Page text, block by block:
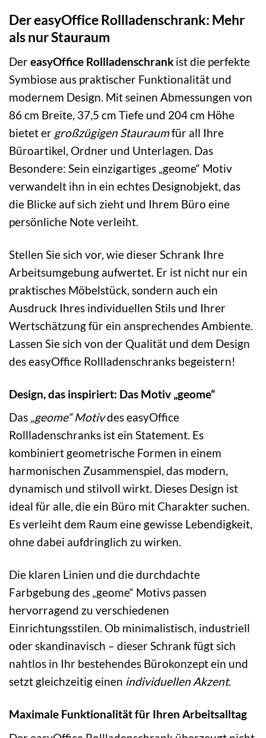
Der easyOffice Rollladenschrank: Mehr
als nur Stauraum
DereasyOffice Rollladenschrank ist die perfekte
Symbiose aus praktischer Funktionalität und
modernem Design. Mit seinen Abmessungen von
86 cm Breite, 37,5 cm Tiefe und 204 cm Höhe
bietet er großzügigen Stauraumfür all Ihre
Büroartikel, Ordner und Unterlagen. Das
Besondere: Sein einzigartiges „geome“ Motiv
verwandelt ihn in ein echtes Designobjekt, das
die Blicke auf sich zieht und Ihrem Büro eine
persönliche Note verleiht.
Stellen Sie sich vor, wie dieser Schrank Ihre
Arbeitsumgebung aufwertet. Er ist nicht nur ein
praktisches Möbelstück, sondern auch ein
Ausdruck Ihres individuellen Stils und Ihrer
Wertschätzung für ein ansprechendes Ambiente.
Lassen Sie sich von der Qualität und dem Design
des easyOffice Rollladenschranks begeistern!
Design, das inspiriert: Das Motiv „geome“
Das „geome“ Motivdes easyOffice
Rollladenschranks ist ein Statement. Es
kombiniert geometrische Formen in einem
harmonischen Zusammenspiel, das modern,
dynamisch und stilvoll wirkt. Dieses Design ist
ideal für alle, die ein Büro mit Charakter suchen.
Es verleiht dem Raum eine gewisse Lebendigkeit,
ohne dabei aufdringlich zu wirken.
Die klaren Linien und die durchdachte
Farbgebung des „geome“ Motivs passen
hervorragend zu verschiedenen
Einrichtungsstilen. Ob minimalistisch, industriell
oder skandinavisch – dieser Schrank fügt sich
nahtlos in Ihr bestehendes Bürokonzept ein und
setzt gleichzeitig einen individuellen Akzent.
Maximale Funktionalität für Ihren Arbeitsalltag